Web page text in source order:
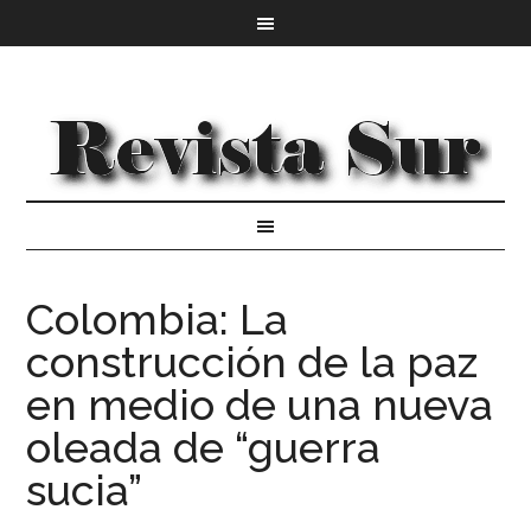
Colombia: La
construcción de la paz
en medio de una nueva
oleada de “guerra
sucia”